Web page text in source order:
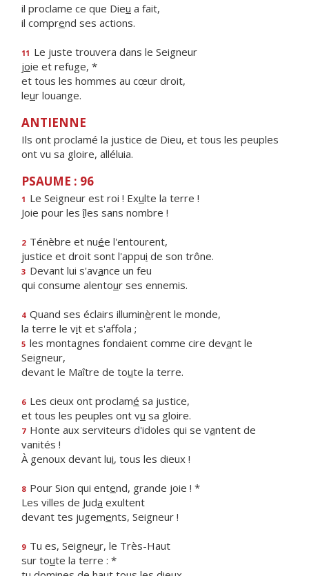
il proclame ce que Dieu a fait,
il comprend ses actions.
11 Le juste trouvera dans le Seigneur
joie et refuge, *
et tous les hommes au cœur droit,
leur louange.
ANTIENNE
Ils ont proclamé la justice de Dieu, et tous les peuples
ont vu sa gloire, alléluia.
PSAUME : 96
1 Le Seigneur est roi ! Exulte la terre !
Joie pour lesîles sans nombre !
2 Ténèbre et nuée l'entourent,
justice et droit sont l'appui de son trône.
3 Devant lui s'avance un feu
qui consume alentour ses ennemis.
4 Quand ses éclairs illuminèrent le monde,
la terre le vit et s'affola ;
5 les montagnes fondaient comme cire devant le
Seigneur,
devant le Maître de toute la terre.
6 Les cieux ont proclamé sa justice,
et tous les peuples ont vu sa gloire.
7 Honte aux serviteurs d'idoles qui se vantent de
vanités !
À genoux devant lui, tous les dieux !
8 Pour Sion qui entend, grande joie ! *
Les villes de Juda exultent
devant tes jugements, Seigneur !
9 Tu es, Seigneur, le Très-Haut
sur toute la terre : *